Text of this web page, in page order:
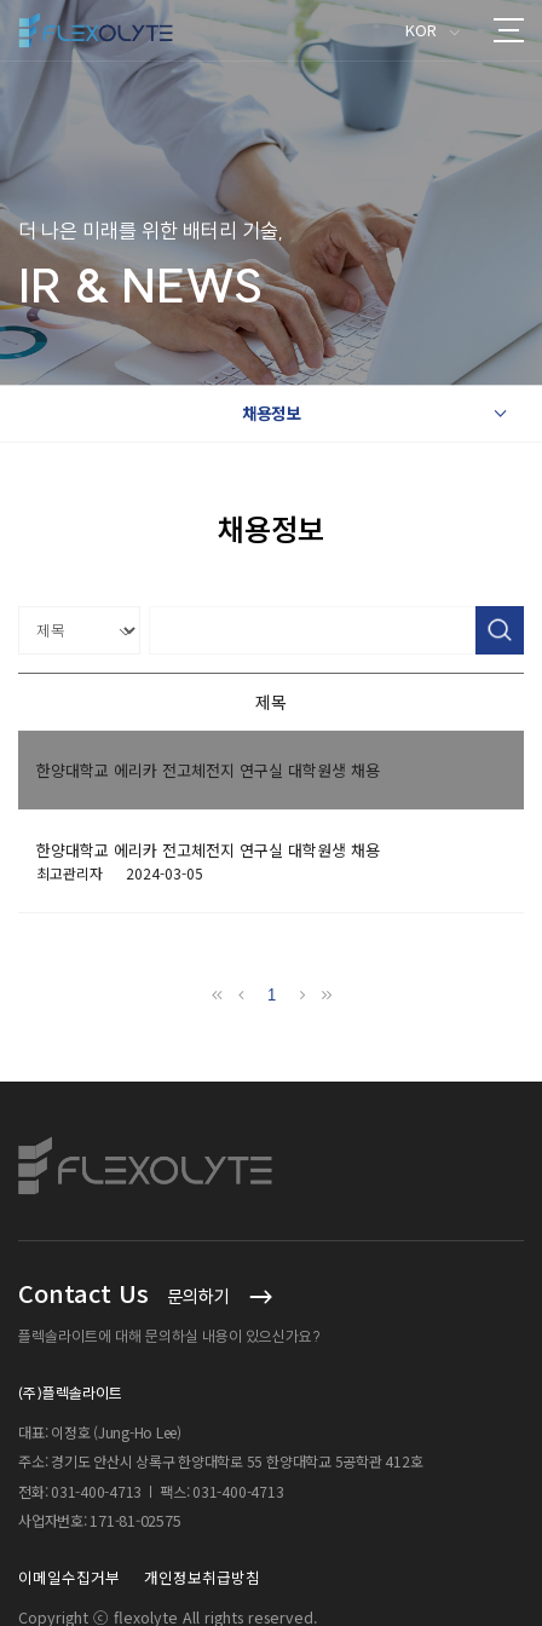
KOR >
더 나은 미래를 위한 배터리 기술,
IR & NEWS
채용정보 >
채용정보
제목
한양대학교 에리카 전고체전지 연구실 대학원생 채용
한양대학교 에리카 전고체전지 연구실 대학원생 채용
최고관리자 2024-03-05
1
Contact Us 문의하기
플렉솔라이트에 대해 문의하실 내용이 있으신가요?
(주)플렉솔라이트
대표: 이정호 (Jung-Ho Lee)
주소: 경기도 안산시 상록구 한양대학로 55 한양대학교 5공학관 412호
전화: 031-400-4713
팩스: 031-400-4713
사업자번호:171-81-02575
이메일수집거부
개인정보취급방침
Copyright ⓒ flexolyte All rights reserved.